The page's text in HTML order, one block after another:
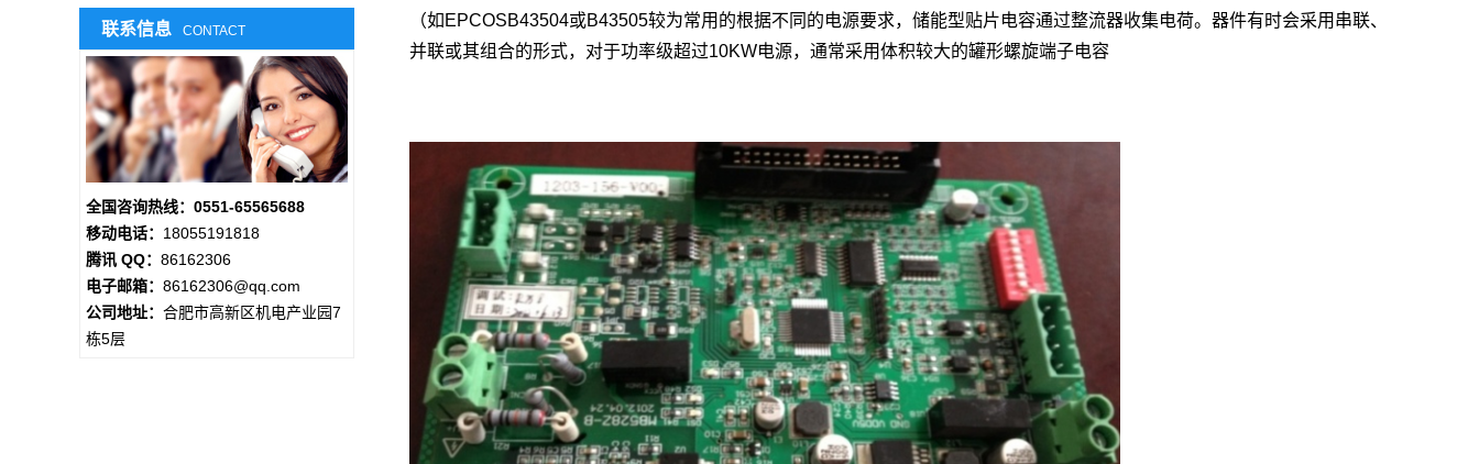
（如EPCOSB43504或B43505较为常用的根据不同的电源要求，储能型贴片电容通过整流器收集电荷。器件有时会采用串联、
并联或其组合的形式，对于功率级超过10KW电源，通常采用体积较大的罐形螺旋端子电容
联系信息 CONTACT
全国咨询热线：0551-65565688
移动电话： 18055191818
腾讯 QQ： 86162306
电子邮箱： 86162306@qq.com
公司地址： 合肥市高新区机电产业园7
栋5层